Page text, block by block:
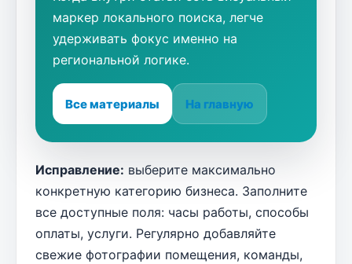
маркер локального поиска, легче
удерживать фокус именно на
региональной логике.
Все материалы На главную
Исправление: выберите максимально
конкретную категорию бизнеса. Заполните
все доступные поля: часы работы, способы
оплаты, услуги. Регулярно добавляйте
свежие фотографии помещения, команды,